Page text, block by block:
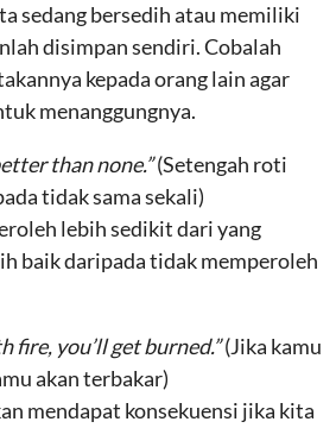
sedang bersedih atau memiliki
disimpan sendiri. Cobalah
kepada orang lain agar
menanggungnya.
than none.”(Setengah roti
tidak sama sekali)
lebih sedikit dari yang
baik daripada tidak memperoleh
fire, you’ll get burned.”(Jika kamu
akan terbakar)
mendapat konsekuensi jika kita